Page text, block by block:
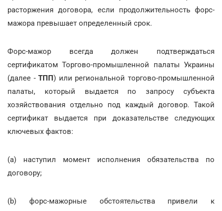
расторжения договора, если продолжительность форс-
мажора превышает определенный срок.
Форс-мажор всегда должен подтверждаться
сертификатом Торгово-промышленной палаты Украины
(далее -ТПП) или региональной торгово-промышленной
палаты, который выдается по запросу субъекта
хозяйствования отдельно под каждый договор. Такой
сертификат выдается при доказательстве следующих
ключевых фактов:
(a) наступил момент исполнения обязательства по
договору;
(b) форс-мажорные обстоятельства привели к